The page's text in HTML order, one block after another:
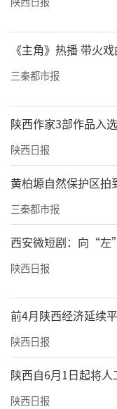
《主角》热播 带火
三秦都市报
陕西作家3部作品入
陕西日报
黄柏塬自然保护区拍
三秦都市报
西安微短剧：向“
陕西日报
前4月陕西经济延续
陕西日报
陕西自6月1日起将
陕西日报